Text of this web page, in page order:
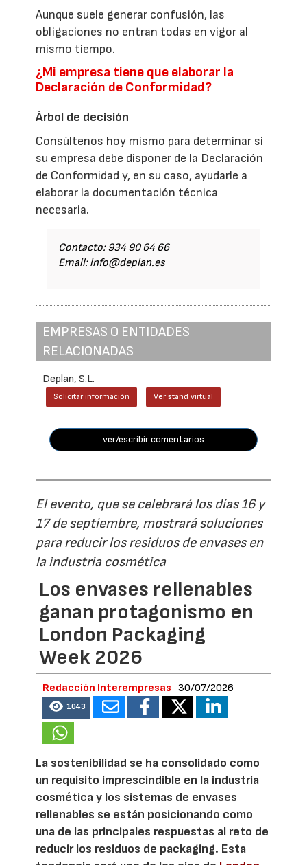
Aunque suele generar confusión, las
obligaciones no entran todas en vigor al
mismo tiempo.
¿Mi empresa tiene que elaborar la
Declaración de Conformidad?
Árbol de decisión
Consúltenos hoy mismo para determinar si
su empresa debe disponer de la Declaración
de Conformidad y, en su caso, ayudarle a
elaborar la documentación técnica
necesaria.
Contacto: 934 90 64 66
Email: info@deplan.es
EMPRESAS O ENTIDADES
RELACIONADAS
Deplan, S.L.
Solicitar información Ver stand virtual
ver/escribir comentarios
El evento, que se celebrará los días 16 y
17 de septiembre, mostrará soluciones
para reducir los residuos de envases en
la industria cosmética
Los envases rellenables
ganan protagonismo en
London Packaging
Week 2026
Redacción Interempresas 30/07/2026
1043
La sostenibilidad se ha consolidado como
un requisito imprescindible en la industria
cosmética y los sistemas de envases
rellenables se están posicionando como
una de las principales respuestas al reto de
reducir los residuos de packaging. Esta